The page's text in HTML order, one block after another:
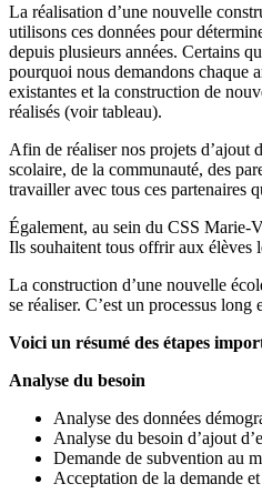
La réalisation d’une nouvelle
utilisons ces données pour
depuis plusieurs années. Certains
pourquoi nous demandons chaque
existantes et la construction de
réalisés (voir tableau).
Afin de réaliser nos projets d’ajout
scolaire, de la communauté, des
travailler avec tous ces partenaires
Également, au sein du CSS Marie-
Ils souhaitent tous offrir aux élèves
La construction d’une nouvelle
se réaliser. C’est un processus
Voici un résumé des étapes
Analyse du besoin
Analyse des données
Analyse du besoin d’ajout
Demande de subvention au
Acceptation de la demande